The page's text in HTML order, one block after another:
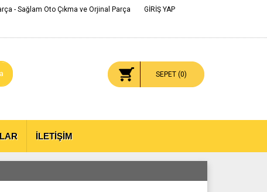
- Sağlam Oto Çıkma ve Orjinal Parça GİRİŞ YAP
SEPET (0)
İLETİŞİM